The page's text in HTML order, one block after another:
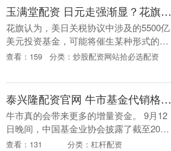
玉满堂配资 日元走强渐显？花旗：日本5500亿美元投资基金或引发\
花旗认为，美日关税协议中涉及的5500亿
美元投资基金，可能将催生某种形式的双
边"迷你海湖庄园协议"，推动美元走弱、
查看：159 分类：炒股配资网站拾必选配资
泰兴隆配资官网 牛市基金代销格局揭晓：增量资金源源不断，前一百名机构资产超10.199万亿（附全部排名）
牛市真的会带来更多的增量资金。 9月12
日晚间，中国基金业协会披露了截至2025
年年中的基金销售机构公募基金销售保有
查看：131 分类：杠杆配资